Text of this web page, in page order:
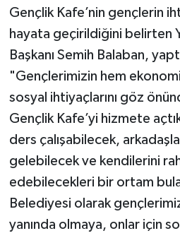
Gençlik Kafe’nin gençlerin
hayata geçirildiğini belirten
Başkanı Semih Balaban,
"Gençlerimizin hem
sosyal ihtiyaçlarını göz
Gençlik Kafe’yi hizmete
ders çalışabilecek,
gelebilecek ve kendilerini
edebilecekleri bir ortam
Belediyesi olarak
yanında olmaya, onlar için